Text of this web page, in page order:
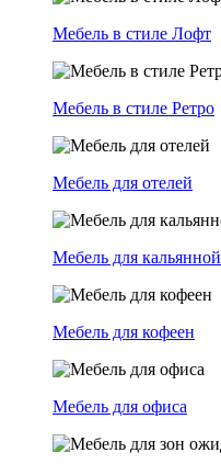
Мебель в стиле Лофт
Мебель в стиле Ретро
Мебель для отелей
Мебель для кальянной
Мебель для кофеен
Мебель для офиса